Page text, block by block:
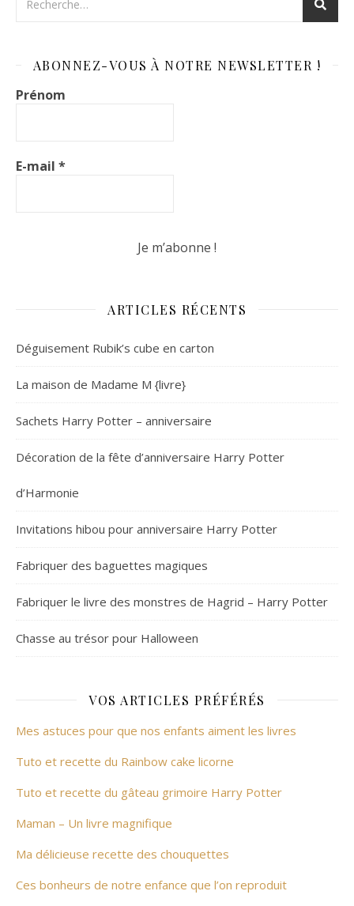
ABONNEZ-VOUS À NOTRE NEWSLETTER !
Prénom
E-mail *
ARTICLES RÉCENTS
Déguisement Rubik’s cube en carton
La maison de Madame M {livre}
Sachets Harry Potter – anniversaire
Décoration de la fête d’anniversaire Harry Potter
d’Harmonie
Invitations hibou pour anniversaire Harry Potter
Fabriquer des baguettes magiques
Fabriquer le livre des monstres de Hagrid – Harry Potter
Chasse au trésor pour Halloween
VOS ARTICLES PRÉFÉRÉS
Mes astuces pour que nos enfants aiment les livres
Tuto et recette du Rainbow cake licorne
Tuto et recette du gâteau grimoire Harry Potter
Maman – Un livre magnifique
Ma délicieuse recette des chouquettes
Ces bonheurs de notre enfance que l’on reproduit